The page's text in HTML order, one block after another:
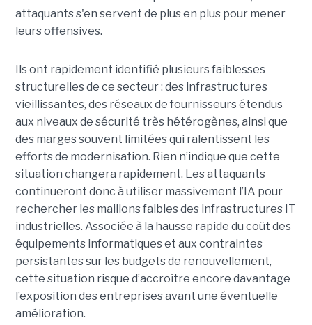
attaquants s'en servent de plus en plus pour mener
leurs offensives.
Ils ont rapidement identifié plusieurs faiblesses
structurelles de ce secteur : des infrastructures
vieillissantes, des réseaux de fournisseurs étendus
aux niveaux de sécurité très hétérogènes, ainsi que
des marges souvent limitées qui ralentissent les
efforts de modernisation. Rien n’indique que cette
situation changera rapidement. Les attaquants
continueront donc à utiliser massivement l’IA pour
rechercher les maillons faibles des infrastructures IT
industrielles. Associée à la hausse rapide du coût des
équipements informatiques et aux contraintes
persistantes sur les budgets de renouvellement,
cette situation risque d’accroître encore davantage
l’exposition des entreprises avant une éventuelle
amélioration.